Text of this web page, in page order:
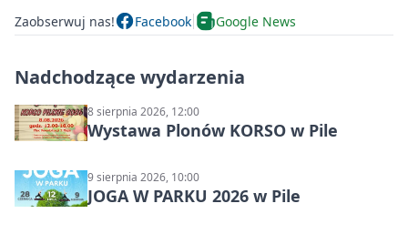
Zaobserwuj nas! Facebook Google News
Nadchodzące wydarzenia
8 sierpnia 2026, 12:00
Wystawa Plonów KORSO w Pile
9 sierpnia 2026, 10:00
JOGA W PARKU 2026 w Pile